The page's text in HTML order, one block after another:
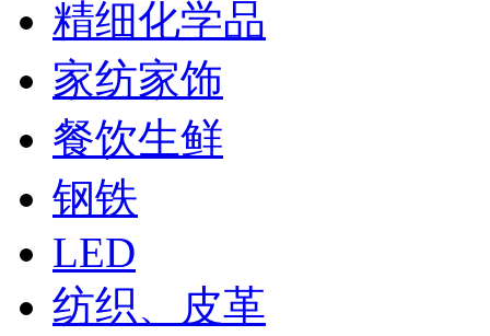
精细化学品
家纺家饰
餐饮生鲜
钢铁
LED
纺织、皮革